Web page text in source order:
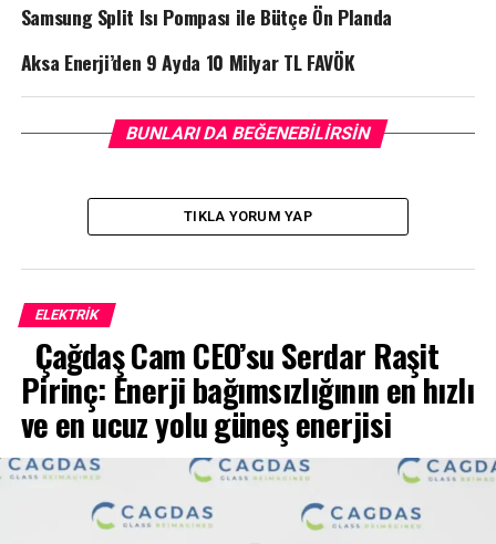
Samsung Split Isı Pompası ile Bütçe Ön Planda
Aksa Enerji’den 9 Ayda 10 Milyar TL FAVÖK
BUNLARI DA BEĞENEBILIRSIN
TIKLA YORUM YAP
ELEKTRİK
Çağdaş Cam CEO’su Serdar Raşit
Pirinç: Enerji bağımsızlığının en hızlı
ve en ucuz yolu güneş enerjisi